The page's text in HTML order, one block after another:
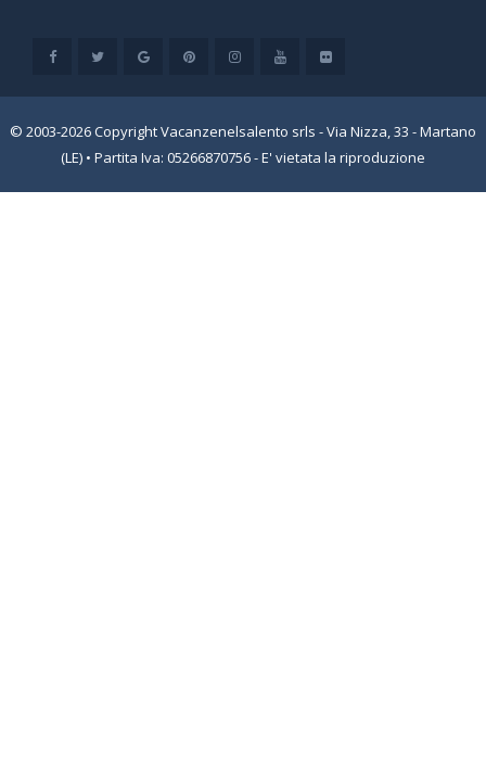
© 2003-2026 Copyright Vacanzenelsalento srls - Via Nizza, 33 - Martano
(LE) • Partita Iva: 05266870756 - E' vietata la riproduzione